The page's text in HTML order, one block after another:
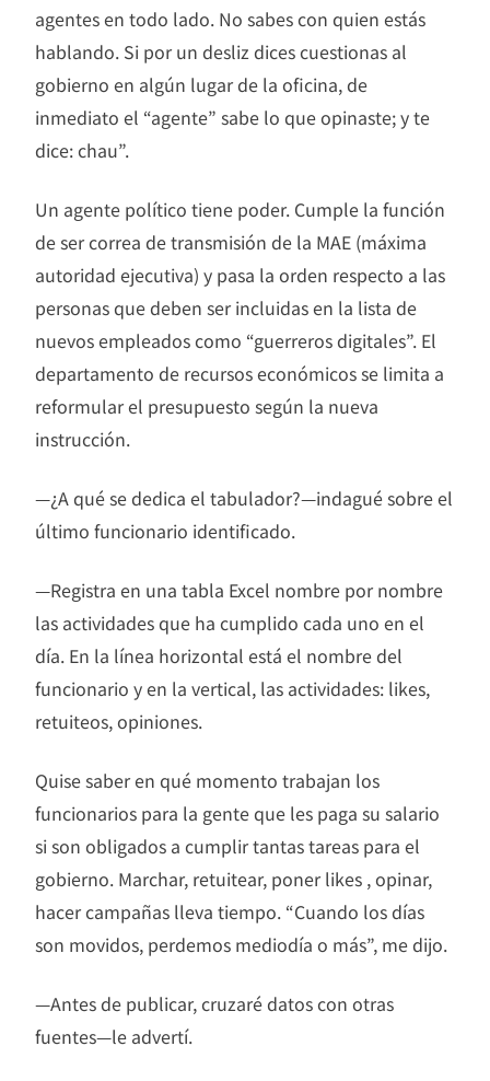
agentes en todo lado. No sabes con quien estás
hablando. Si por un desliz dices cuestionas al
gobierno en algún lugar de la oficina, de
inmediato el “agente” sabe lo que opinaste; y te
dice: chau”.
Un agente político tiene poder. Cumple la función
de ser correa de transmisión de la MAE (máxima
autoridad ejecutiva) y pasa la orden respecto a las
personas que deben ser incluidas en la lista de
nuevos empleados como “guerreros digitales”. El
departamento de recursos económicos se limita a
reformular el presupuesto según la nueva
instrucción.
—¿A qué se dedica el tabulador?—indagué sobre el
último funcionario identificado.
—Registra en una tabla Excel nombre por nombre
las actividades que ha cumplido cada uno en el
día. En la línea horizontal está el nombre del
funcionario y en la vertical, las actividades: likes,
retuiteos, opiniones.
Quise saber en qué momento trabajan los
funcionarios para la gente que les paga su salario
si son obligados a cumplir tantas tareas para el
gobierno. Marchar, retuitear, poner likes , opinar,
hacer campañas lleva tiempo. “Cuando los días
son movidos, perdemos mediodía o más”, me dijo.
—Antes de publicar, cruzaré datos con otras
fuentes—le advertí.